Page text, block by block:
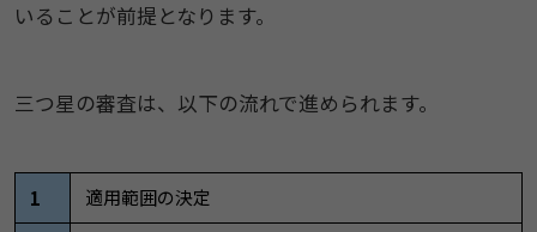
いることが前提となります。
三つ星の審査は、以下の流れで進められます。
1 適用範囲の決定